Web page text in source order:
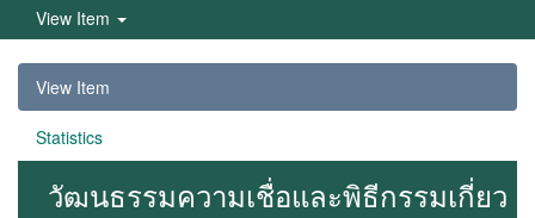
View Item
View Item
Statistics
วัฒนธรรมความเชื่อและพิธีกรรมเกี่ยว